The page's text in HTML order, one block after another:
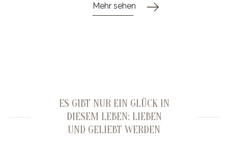
Mehr sehen
ES GIBT NUR EIN GLÜCK IN
DIESEM LEBEN: LIEBEN
UND GELIEBT WERDEN